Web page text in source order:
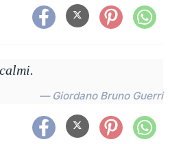
— Giordano Bruno Guerri